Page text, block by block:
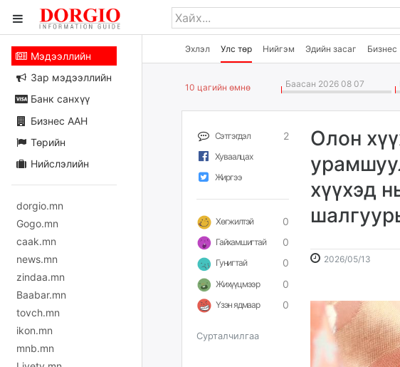
Эхлэл Улс төр Нийгэм Эдийн засаг Бизнес
Мэдээллийн
Зар мэдээллийн
Банк санхүү
Бизнес ААН
Төрийн
Нийслэлийн
dorgio.mn
Gogo.mn
caak.mn
news.mn
zindaa.mn
Baabar.mn
tovch.mn
ikon.mn
mnb.mn
10 цагийн өмнө Баасан 2026 08 07
Сэтгэгдэл 2
Хуваалцах
Жиргээ
Хөгжилтэй 0
Гайхамшигтай 0
Гунигтай 0
Жихүүцмээр 0
Үзэн ядмаар 0
Сурталчилгаа
Олон
хүүхэд
2026/05/13